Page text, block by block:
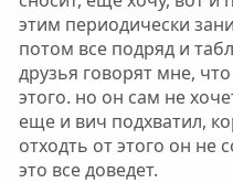
этим периодически
потом все подряд и
друзья говорят мне,
этого. но он сам не
еще и вич подхватил,
отходть от этого он не
это все доведет.